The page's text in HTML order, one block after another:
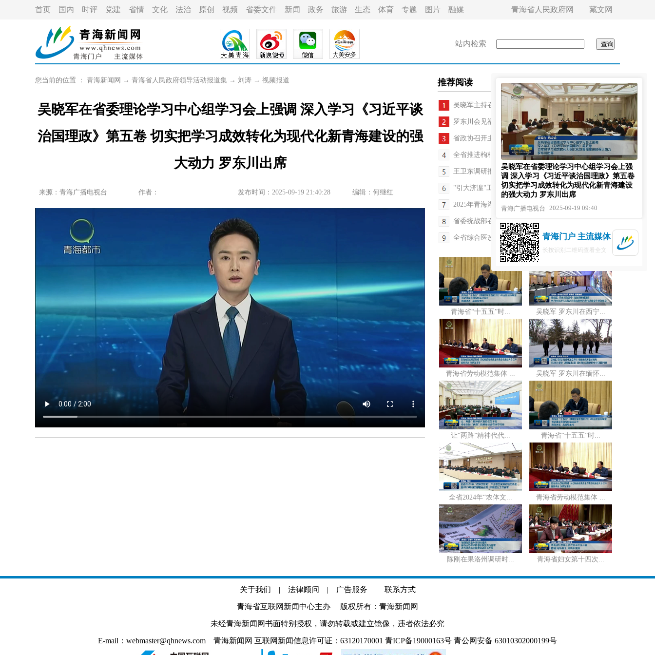
首页 国内 时评 党建 省情 文化 法治 原创 视频 省委文件 新闻 政务 旅游 生态 体育 专题 图片 融媒 青海省人民政府网 藏文网
站内检索
您当前的位置 ： 青海新闻网 → 青海省人民政府领导活动报道集 → 刘涛 → 视频报道
吴晓军在省委理论学习中心组学习会上强调 深入学习《习近平谈
治国理政》第五卷 切实把学习成效转化为现代化新青海建设的强
大动力 罗东川出席
来源：青海广播电视台 作者： 发布时间：2025-09-19 21:40:28 编辑：何继红
推荐阅读
吴晓军主持召开省委理论学习中心组学习会
罗东川会见福建工控集团负责人一行
省政协召开主席民主监督座谈会 公保扎西主持
全省推进枸杞产业发展座谈会召开 刘奇凡出席
王卫东调研推动城市高质量发展工作
"引大济湟"工程综合效益发挥专题工作会议召开
2025年青海湖诗歌节开幕 王大南出席
省委统战部召开政党协商会 班果出席
全省综合医改工作推进（视频）会议在西宁召开
青海省“十五五”时...
青海省劳动模范集体 ...
让“两路”精神代代...
全省2024年“农体文...
陈刚在果洛州调研时...
吴晓军 罗东川在西宁...
吴晓军 罗东川在缅怀...
青海省“十五五”时...
青海省劳动模范集体 ...
青海省妇女第十四次...
关于我们 | 法律顾问 | 广告服务 | 联系方式
青海省互联网新闻中心主办 版权所有：青海新闻网
未经青海新闻网书面特别授权，请勿转载或建立镜像，违者依法必究
E-mail：webmaster@qhnews.com 青海新闻网 互联网新闻信息许可证：63120170001 青ICP备19000163号 青公网安备 63010302000199号
吴晓军在省委理论学习中心组学习会上强
调 深入学习《习近平谈治国理政》第五卷
切实把学习成效转化为现代化新青海建设
的强大动力 罗东川出席
青海广播电视台 2025-09-19 09:40
青海门户 主流媒体
长按识别二维码查看全文